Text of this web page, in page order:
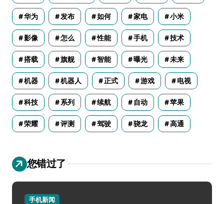
华为 发布 如何 家电 小米
影像 怎么 性能 手机 技术
搭载 旗舰 智能 曝光 未来
机器 机器人 正式 游戏 电视
科技 系列 续航 自动 苹果
荣耀 评测 驾驶 骁龙 高通
您错过了
手机新闻